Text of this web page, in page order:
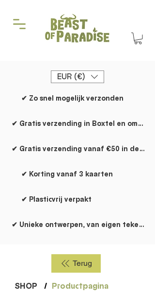
EUR (€)
✔ Zo snel mogelijk verzonden
✔ Gratis verzending in Boxtel en omgeving
✔ Gratis verzending vanaf €50 in de rest van NL
✔ Korting vanaf 3 kaarten
✔ Plasticvrij verpakt
✔ Unieke ontwerpen, van eigen
Terug
SHOP / Productpagina